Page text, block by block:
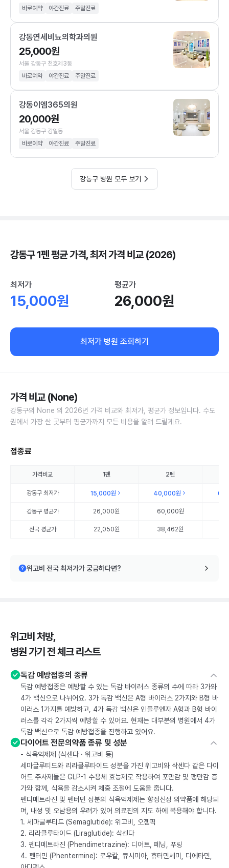
바로예약
야간진료 주말진료
강동연세비뇨의학과의원
25,000원
서울 강동구 천호제3동
바로예약
야간진료 주말진료
강동이엠365의원
20,000원
서울 강동구 강일동
바로예약
야간진료 주말진료
강동구 병원 모두 보기
강동구 1펜 평균 가격, 최저 가격 비교 (2026)
최저가
15,000원
평균가
26,000원
최저가 병원 조회하기
가격 비교 (None)
강동구의 None 의 2026년 가격 비교와 최저가, 평균가 정보입니다. 수도
권에서 가장 싼 곳부터 평균가까지 모든 비용을 알려 드릴게요.
접종료
가격비교 1펜 2펜
강동구최저가 15,000원 40,000원
강동구평균가 26,000원 60,000원
전국 평균가 22,050원 38,462원
위고비 전국 최저가가 궁금하다면?
위고비 처방,
병원 가기 전 체크 리스트
독감 예방접종의 종류
독감 예방접종은 예방할 수 있는 독감 바이러스 종류의 수에 따라 3가와
4가 백신으로 나뉘어요. 3가 독감 백신은 A형 바이러스 2가지와 B형 바
이러스 1가지를 예방하고, 4가 독감 백신은 인플루엔자 A형과 B형 바이
러스를 각각 2가지씩 예방할 수 있어요. 현재는 대부분의 병원에서 4가
독감 백신으로 독감 예방접종을 진행하고 있어요.
다이어트 전문의약품 종류 및 성분
- 식욕억제제 (삭센다 · 위고비 등)
세마글루티드와 리라클루타이드 성분을 가진 위고비와 삭센다 같은 다이
어트 주사제들은 GLP-1 수용체 효능제로 작용하여 포만감 및 팽만감 증
가와 함께, 식욕을 감소시켜 체중 조절에 도움을 줍니다.
펜디메트라진 및 펜터민 성분의 식욕억제제는 향정신성 의약품에 해당되
며, 내성 및 오남용의 우려가 있어 의료진의 지도 하에 복용해야 합니다.
1. 세마글루티드 (Semaglutide): 위고비, 오젬픽
2. 리라클루타이드 (Liraglutide): 삭센다
3. 펜디메트라진 (Phendimetrazine): 디어트, 페닝, 푸링
4. 펜터민 (Phentermine): 로우칼, 큐시미아, 휴터민세미, 디에타민,